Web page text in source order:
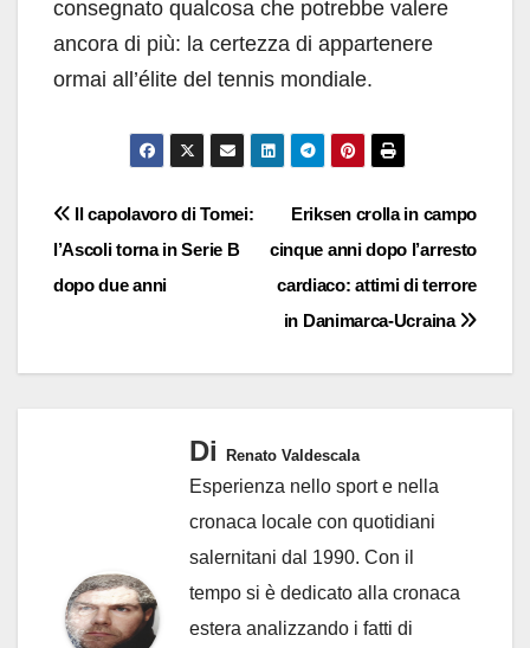
consegnato qualcosa che potrebbe valere
ancora di più: la certezza di appartenere
ormai all’élite del tennis mondiale.
Navigazione
articoli
Eriksen crolla in campo
cinque anni dopo l’arresto
cardiaco: attimi di terrore
in Danimarca-Ucraina
Il capolavoro di Tomei:
l’Ascoli torna in Serie B
dopo due anni
Di Renato Valdescala
Esperienza nello sport e nella
cronaca locale con quotidiani
salernitani dal 1990. Con il
tempo si è dedicato alla cronaca
estera analizzando i fatti di